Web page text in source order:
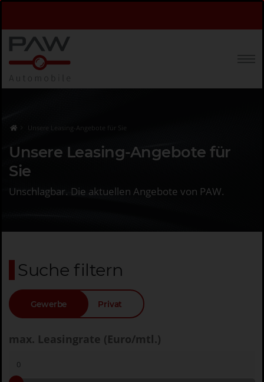
Unsere Leasing-Angebote für Sie
Unsere Leasing-Angebote für
Sie
Unschlagbar. Die aktuellen Angebote von PAW.
Suche filtern
Gewerbe Privat
max. Leasingrate (Euro/mtl.)